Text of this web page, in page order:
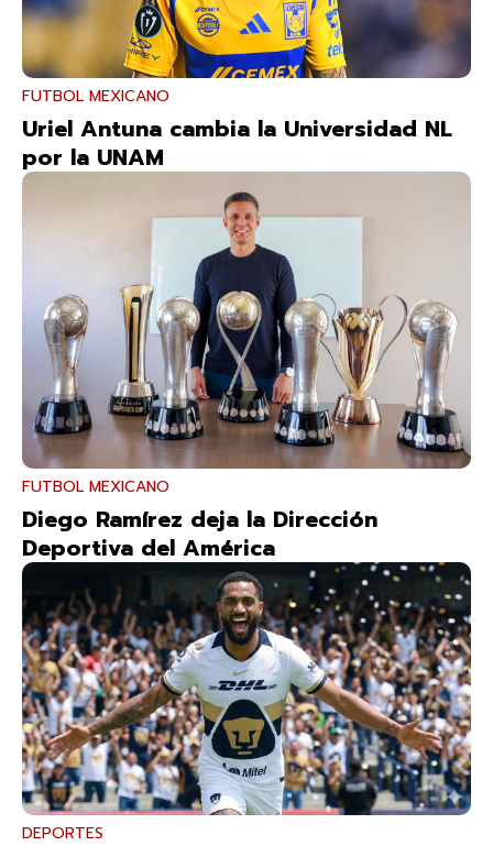
FUTBOL MEXICANO
Uriel Antuna cambia la Universidad NL
por la UNAM
FUTBOL MEXICANO
Diego Ramírez deja la Dirección
Deportiva del América
DEPORTES